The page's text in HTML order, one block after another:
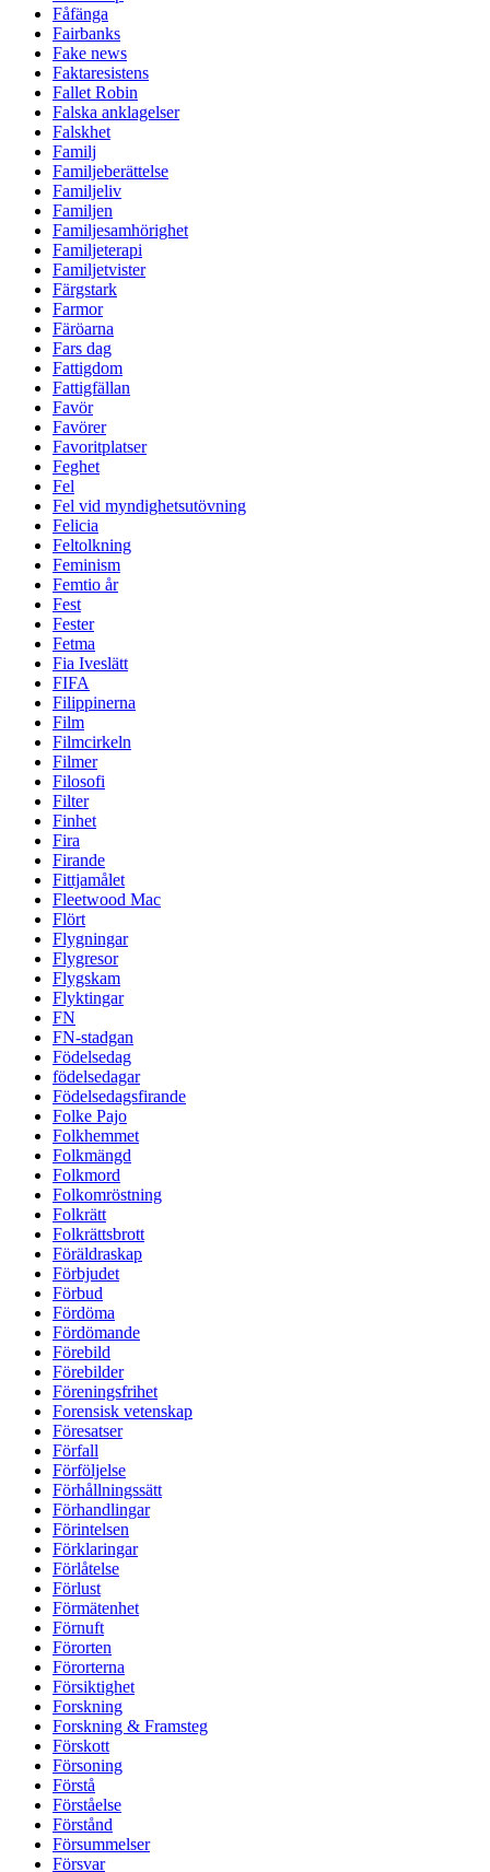
Fåfänga
Fairbanks
Fake news
Faktaresistens
Fallet Robin
Falska anklagelser
Falskhet
Familj
Familjeberättelse
Familjeliv
Familjen
Familjesamhörighet
Familjeterapi
Familjetvister
Färgstark
Farmor
Färöarna
Fars dag
Fattigdom
Fattigfällan
Favör
Favörer
Favoritplatser
Feghet
Fel
Fel vid myndighetsutövning
Felicia
Feltolkning
Feminism
Femtio år
Fest
Fester
Fetma
Fia Iveslätt
FIFA
Filippinerna
Film
Filmcirkeln
Filmer
Filosofi
Filter
Finhet
Fira
Firande
Fittjamålet
Fleetwood Mac
Flört
Flygningar
Flygresor
Flygskam
Flyktingar
FN
FN-stadgan
Födelsedag
födelsedagar
Födelsedagsfirande
Folke Pajo
Folkhemmet
Folkmängd
Folkmord
Folkomröstning
Folkrätt
Folkrättsbrott
Föräldraskap
Förbjudet
Förbud
Fördöma
Fördömande
Förebild
Förebilder
Föreningsfrihet
Forensisk vetenskap
Föresatser
Förfall
Förföljelse
Förhållningssätt
Förhandlingar
Förintelsen
Förklaringar
Förlåtelse
Förlust
Förmätenhet
Förnuft
Förorten
Förorterna
Försiktighet
Forskning
Forskning & Framsteg
Förskott
Försoning
Förstå
Förståelse
Förstånd
Försummelser
Försvar